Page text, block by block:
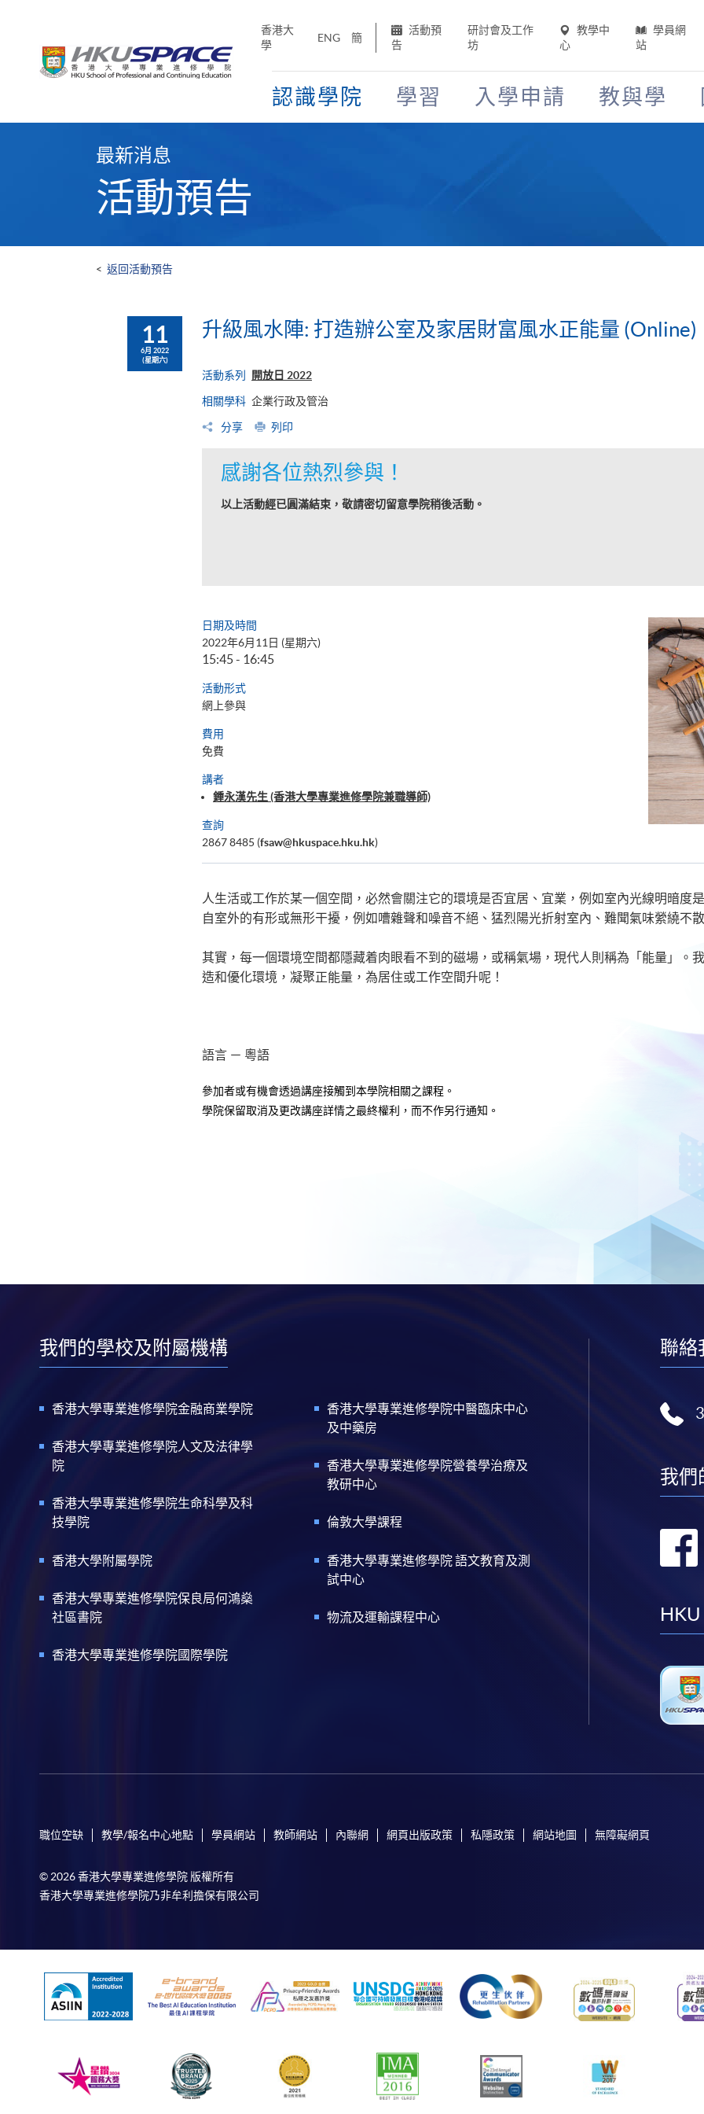
香港大
學
ENG 簡
活動預
告
研討會及工作
坊
教學中
心
學員網
站
認識學院 學習 入學申請 教與學
最新消息
活動預告
< 返回活動預告
11
6月 2022
(星期六)
升級風水陣: 打造辦公室及家居財富風水正能量 (Online)
活動系列 開放日 2022
相關學科 企業行政及管治
分享 列印
感謝各位熱烈參與！
以上活動經已圓滿結束，敬請密切留意學院稍後活動。
日期及時間
2022年6月11日 (星期六)
15:45 - 16:45
活動形式
網上參與
費用
免費
講者
鍾永漢先生 (香港大學專業進修學院兼職導師)
查詢
2867 8485 (fsaw@hkuspace.hku.hk)
人生活或工作於某一個空間，必然會關注它的環境是否宜居、宜業，例如室內光線明暗度
自室外的有形或無形干擾，例如嘈雜聲和噪音不絕、猛烈陽光折射室內、難聞氣味縈繞不
其實，每一個環境空間都隱藏着肉眼看不到的磁場，或稱氣場，現代人則稱為「能量」。
造和優化環境，凝聚正能量，為居住或工作空間升呢！
語言 － 粵語
參加者或有機會透過講座接觸到本學院相關之課程。
學院保留取消及更改講座詳情之最終權利，而不作另行通知 。
我們的學校及附屬機構
香港大學專業進修學院金融商業學院
香港大學專業進修學院人文及法律學
院
香港大學專業進修學院生命科學及科
技學院
香港大學附屬學院
香港大學專業進修學院保良局何鴻燊
社區書院
香港大學專業進修學院國際學院
香港大學專業進修學院中醫臨床中心
及中藥房
香港大學專業進修學院營養學治療及
教研中心
倫敦大學課程
香港大學專業進修學院 語文教育及測
試中心
物流及運輸課程中心
聯絡
我們
HKU
職位空缺 教學/報名中心地點 學員網站 教師網站 內聯網 網頁出版政策 私隱政策 網站地圖 無障礙網頁
© 2026 香港大學專業進修學院 版權所有
香港大學專業進修學院乃非牟利擔保有限公司